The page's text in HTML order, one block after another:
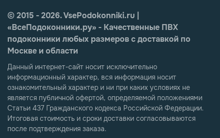
© 2015 - 2026. VsePodokonniki.ru |
«ВсеПодоконники.ру» - Качественные ПВХ
подоконники любых размеров с доставкой по
Москве и области
Данный интернет-сайт носит исключительно
информационный характер, вся информация носит
ознакомительный характер и ни при каких условиях не
является публичной офертой, определяемой положениями
Статьи 437 Гражданского кодекса Российской Федерации.
Итоговая стоимость и сроки доставки согласовываются
после подтверждения заказа.